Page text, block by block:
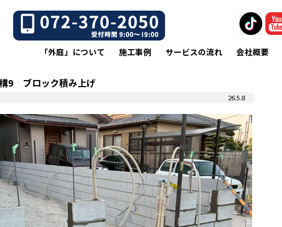
「外庭」について 施工事例 サービスの流れ 会社概要
9 ブロック積み上げ
26.5.8